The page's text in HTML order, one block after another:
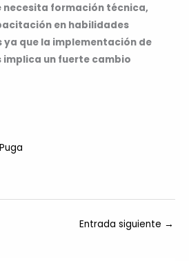
necesita formación técnica,
en habilidades
que la implementación de
un fuerte cambio
Entrada siguiente →